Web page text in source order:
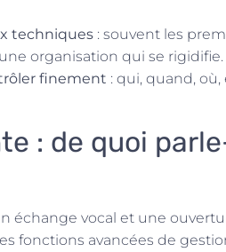
techniques : souvent les
organisation qui se rigidifie.
finement : qui, quand,
: de quoi
échange vocal et une
fonctions avancées de